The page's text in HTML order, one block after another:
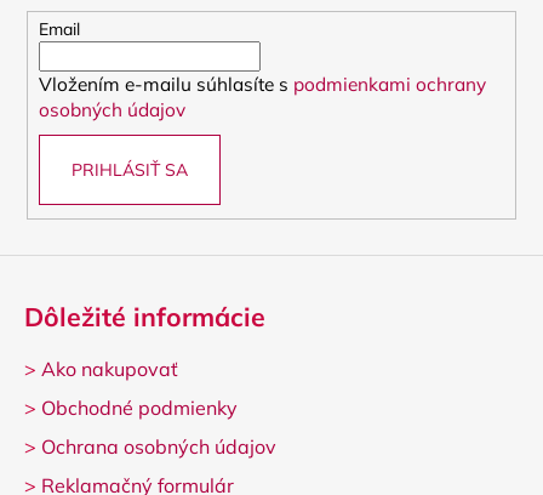
Email
Vložením e-mailu súhlasíte s podmienkami ochrany
osobných údajov
PRIHLÁSIŤ SA
Dôležité informácie
> Ako nakupovať
> Obchodné podmienky
> Ochrana osobných údajov
> Reklamačný formulár